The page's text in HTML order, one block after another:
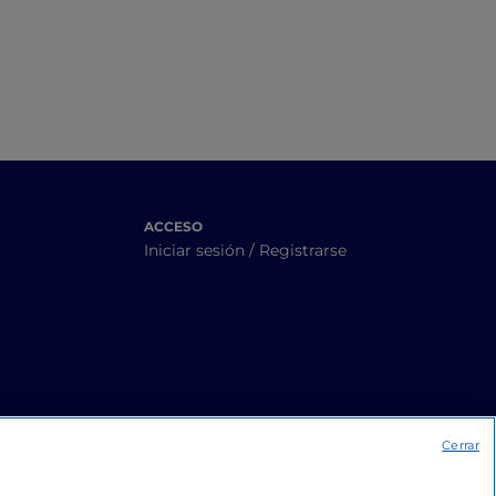
ACCESO
Iniciar sesión / Registrarse
Cerrar